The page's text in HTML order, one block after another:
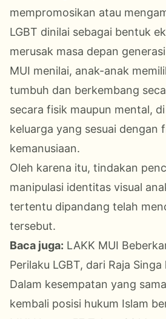
mempromosikan atau
LGBT dinilai sebagai bentuk
merusak masa depan
MUI menilai, anak-anak
tumbuh dan berkembang
secara fisik maupun mental,
keluarga yang sesuai dengan
kemanusiaan.
Oleh karena itu, tindakan
manipulasi identitas visual
tertentu dipandang telah
tersebut.
Baca juga: LAKK MUI
Perilaku LGBT, dari Raja
Dalam kesempatan yang
kembali posisi hukum Islam